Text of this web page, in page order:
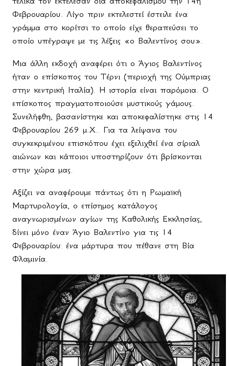
Φεβρουαρίου. Λίγο πριν εκτελεστεί έστειλε ένα
γράμμα στο κορίτσι το οποίο είχε θεραπεύσει το
οποίο υπέγραψε με τις λέξεις «ο Βαλεντίνος σου».
Μια άλλη εκδοχή αναφέρει ότι ο Άγιος Βαλεντίνος
ήταν ο επίσκοπος του Τέρνι (περιοχή της Ούμπριας
στην κεντρική Ιταλία). Η ιστορία είναι παρόμοια Ο
επίσκοπος πραγματοποιούσε μυστικούς γάμους
Συνελήφθη, βασανίστηκε και αποκεφαλίστηκε στις 14
Φεβρουαρίου 269 μ.Χ.. Για τα λείψανα του
συγκεκριμένου επισκόπου έχει εξελιχθεί ένα σίριαλ
αιώνων και κάποιοι υποστηρίζουν ότι βρίσκονται
στην χώρα μας.
Αξίζει να αναφέρουμε πάντως ότι η Ρωμαϊκή
Μαρτυρολογία, ο επίσημος κατάλογος
αναγνωρισμένων αγίων της Καθολικής Εκκλησίας,
δίνει μόνο έναν Άγιο Βαλεντίνο για τις 14
Φεβρουαρίου: ένα μάρτυρα που πέθανε στη Βία
Φλαμινία.